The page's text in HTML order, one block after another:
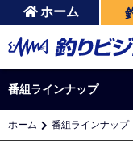
ホーム
番組ラインナップ
ホーム 番組ラインナップ